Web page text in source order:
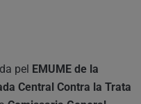
pel EMUME de la
Central Contra la Trata